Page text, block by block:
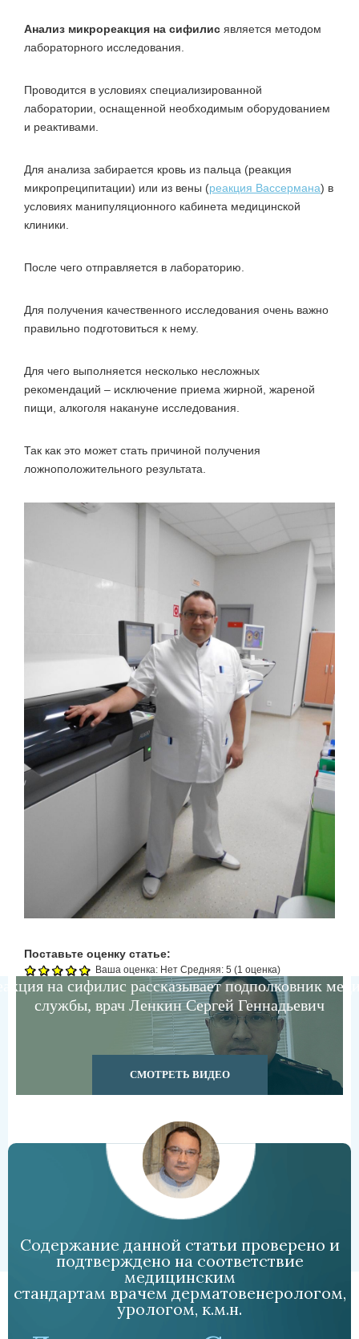
Анализ микрореакция на сифилис является методом
лабораторного исследования.
Проводится в условиях специализированной
лаборатории, оснащенной необходимым оборудованием
и реактивами.
Для анализа забирается кровь из пальца (реакция
микропреципитации) или из вены (реакция Вассермана) в
условиях манипуляционного кабинета медицинской
клиники.
После чего отправляется в лабораторию.
Для получения качественного исследования очень важно
правильно подготовиться к нему.
Для чего выполняется несколько несложных
рекомендаций – исключение приема жирной, жареной
пищи, алкоголя накануне исследования.
Так как это может стать причиной получения
ложноположительного результата.
Поставьте оценку статье:
Ваша оценка: Нет Средняя: 5 (1 оценка)
на сифилис рассказывает подполковник
службы, врач Ленкин Сергей Геннадьевич
СМОТРЕТЬ ВИДЕО
Содержание данной статьи проверено и
подтверждено на соответствие
медицинским
стандартам врачем дерматовенерологом,
урологом, к.м.н.